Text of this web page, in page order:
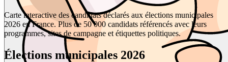
Carte interactive des candidats déclarés aux élections municipales
2026 en France. Plus de 50 000 candidats référencés avec leurs
programmes, sites de campagne et étiquettes politiques.
Élections municipales 2026